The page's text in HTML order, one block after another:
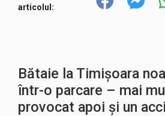
articolul:
Bătaie la Timișoara
într-o parcare – mai
provocat apoi și un